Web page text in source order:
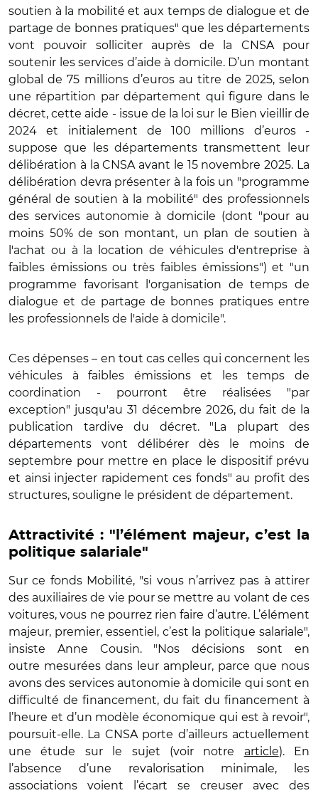
soutien à la mobilité et aux temps de dialogue et de
partage de bonnes pratiques" que les départements
vont pouvoir solliciter auprès de la CNSA pour
soutenir les services d’aide à domicile. D’un montant
global de 75 millions d’euros au titre de 2025, selon
une répartition par département qui figure dans le
décret, cette aide - issue de la loi sur le Bien vieillir de
2024 et initialement de 100 millions d’euros -
suppose que les départements transmettent leur
délibération à la CNSA avant le 15 novembre 2025. La
délibération devra présenter à la fois un "programme
général de soutien à la mobilité" des professionnels
des services autonomie à domicile (dont "pour au
moins 50% de son montant, un plan de soutien à
l'achat ou à la location de véhicules d'entreprise à
faibles émissions ou très faibles émissions") et "un
programme favorisant l'organisation de temps de
dialogue et de partage de bonnes pratiques entre
les professionnels de l'aide à domicile".
Ces dépenses – en tout cas celles qui concernent les
véhicules à faibles émissions et les temps de
coordination - pourront être réalisées "par
exception" jusqu'au 31 décembre 2026, du fait de la
publication tardive du décret. "La plupart des
départements vont délibérer dès le moins de
septembre pour mettre en place le dispositif prévu
et ainsi injecter rapidement ces fonds" au profit des
structures, souligne le président de département.
Attractivité : "l’élément majeur, c’est la
politique salariale"
Sur ce fonds Mobilité, "si vous n’arrivez pas à attirer
des auxiliaires de vie pour se mettre au volant de ces
voitures, vous ne pourrez rien faire d’autre. L’élément
majeur, premier, essentiel, c’est la politique salariale",
insiste Anne Cousin. "Nos décisions sont en
outre mesurées dans leur ampleur, parce que nous
avons des services autonomie à domicile qui sont en
difficulté de financement, du fait du financement à
l’heure et d’un modèle économique qui est à revoir",
poursuit-elle. La CNSA porte d’ailleurs actuellement
une étude sur le sujet (voir notre article). En
l’absence d’une revalorisation minimale, les
associations voient l’écart se creuser avec des